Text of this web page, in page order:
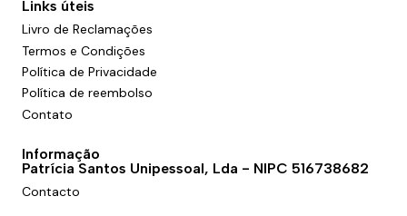
Links úteis
Livro de Reclamações
Termos e Condições
Política de Privacidade
Política de reembolso
Contato
Informação
Patrícia Santos Unipessoal, Lda - NIPC 516738682
Contacto